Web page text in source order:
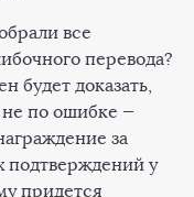
все
перевода?
будет доказать,
не по ошибке —
за
подтверждений у
придется